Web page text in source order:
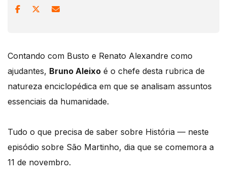
Contando com Busto e Renato Alexandre como
ajudantes, Bruno Aleixo é o chefe desta rubrica de
natureza enciclopédica em que se analisam assuntos
essenciais da humanidade.
Tudo o que precisa de saber sobre História — neste
episódio sobre São Martinho, dia que se comemora a
11 de novembro.